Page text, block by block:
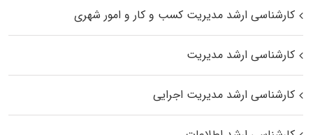
کارشناسی ارشد مدیریت کسب و کار و امور شهری
کارشناسی ارشد مدیریت
کارشناسی ارشد مدیریت اجرایی